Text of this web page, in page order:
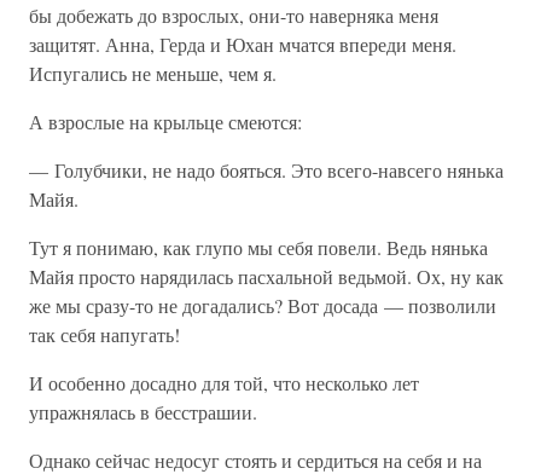
бы добежать до взрослых, они-то наверняка меня
защитят. Анна, Герда и Юхан мчатся впереди меня.
Испугались не меньше, чем я.
А взрослые на крыльце смеются:
— Голубчики, не надо бояться. Это всего-навсего нянька
Майя.
Тут я понимаю, как глупо мы себя повели. Ведь нянька
Майя просто нарядилась пасхальной ведьмой. Ох, ну как
же мы сразу-то не догадались? Вот досада — позволили
так себя напугать!
И особенно досадно для той, что несколько лет
упражнялась в бесстрашии.
Однако сейчас недосуг стоять и сердиться на себя и на